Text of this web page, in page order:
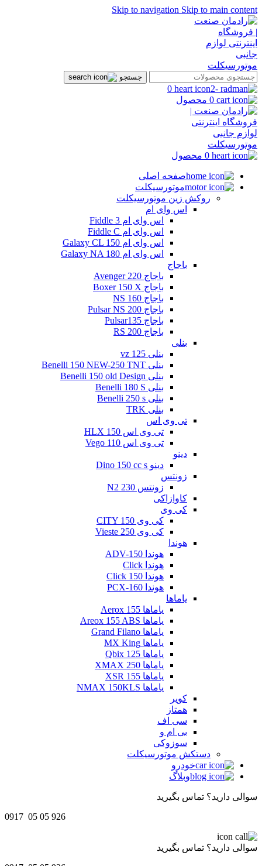
Skip to navigation Skip to main content
جستجو
0
0 محصول
0 محصول
صفحه اصلی
موتورسیکلت
روکش زین موتورسیکلت
اس وای ام
اس وای ام Fiddle 3
اس وای ام Fiddle C
اس وای ام Galaxy CL 150
اس وای ام Galaxy NA 180
باجاج
باجاج Avenger 220
باجاج Boxer 150 X
باجاج NS 160
باجاج Pulsar NS 200
باجاج Pulsar135
باجاج RS 200
بنلی
بنلی 125 vz
بنلی Benelli 150 NEW-250 TNT
بنلی Benelli 150 old Design
بنلی Benelli 180 S
بنلی Benelli 250 s
بنلی TRK
تی وی اس
تی وی اس 150 HLX
تی وی اس Vego 110
دینو
دینو Dino 150 cc s
زونتس
زونتس N2 230
کاوازاکی
کی وی
کی وی CITY 150
کی وی Vieste 250
هوندا
هوندا ADV-150
هوندا Click
هوندا Click 150
هوندا PCX-160
یاماها
یاماها Aerox 155
یاماها Areox 155 ABS
یاماها Grand Filano
یاماها MX King
یاماها Qbix 125
یاماها XMAX 250
یاماها XSR 155
یاماها NMAX 150KLS
کویر
همتاز
سی اف
بی ام و
سوزوکی
دستکش موتورسیکلت
خودرو
وبلاگ
سوالی دارید؟ تماس بگیرید
0917 05 05 926
سوالی دارید؟ تماس بگیرید